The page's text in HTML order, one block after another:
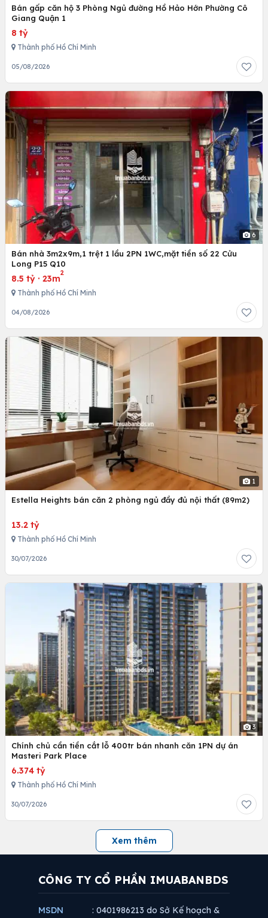
Bán gấp căn hộ 3 Phòng Ngủ đường Hồ Hảo Hớn Phường Cô
Giang Quận 1
8 tỷ
Thành phố Hồ Chí Minh
05/08/2026
6
Bán nhà 3m2x9m,1 trệt 1 lầu 2PN 1WC,mặt tiền số 22 Cửu
Long P15 Q10
8.5 tỷ · 23m
2
Thành phố Hồ Chí Minh
04/08/2026
1
Estella Heights bán căn 2 phòng ngủ đầy đủ nội thất (89m2)
13.2 tỷ
Thành phố Hồ Chí Minh
30/07/2026
3
Chính chủ cần tiền cắt lỗ 400tr bán nhanh căn 1PN dự án
Masteri Park Place
6.374 tỷ
Thành phố Hồ Chí Minh
30/07/2026
Xem thêm
CÔNG TY CỔ PHẦN IMUABANBDS
MSDN
: 0401986213 do Sở Kế hoạch &